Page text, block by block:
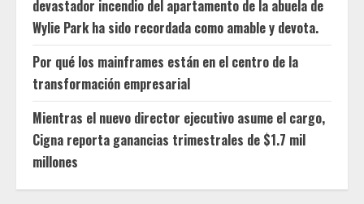
devastador incendio del apartamento de la abuela de
Wylie Park ha sido recordada como amable y devota.
Por qué los mainframes están en el centro de la
transformación empresarial
Mientras el nuevo director ejecutivo asume el cargo,
Cigna reporta ganancias trimestrales de $1.7 mil
millones